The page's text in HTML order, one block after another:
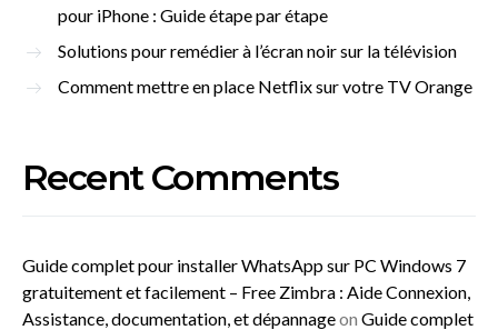
pour iPhone : Guide étape par étape
Solutions pour remédier à l’écran noir sur la télévision
Comment mettre en place Netflix sur votre TV Orange
Recent Comments
Guide complet pour installer WhatsApp sur PC Windows 7
gratuitement et facilement – Free Zimbra : Aide Connexion,
Assistance, documentation, et dépannageon Guide complet